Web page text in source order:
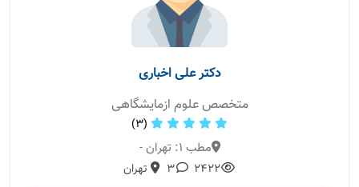
دکتر علی اخباری
متخصص علوم ازمایشگاهی
(3)
مطب 1: تهران -
2422
3 تهران